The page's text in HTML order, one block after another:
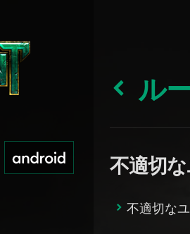
不適切
不適切な